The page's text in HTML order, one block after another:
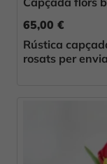
65,00 €
Rústica
rosats per